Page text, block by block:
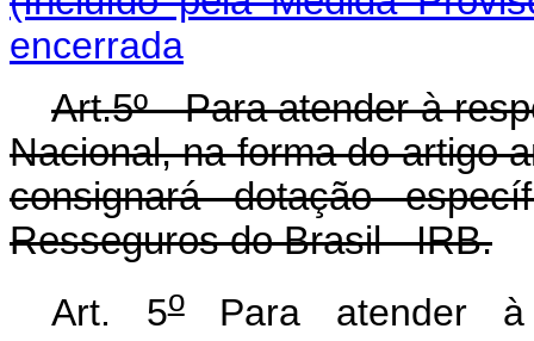
encerrada
Art.5º - Para atender à
Nacional, na forma do artigo
consignará dotação
Resseguros do Brasil - IRB.
Art. 5oPara atender à